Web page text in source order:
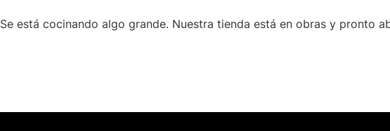
Se está cocinando algo grande. Nuestra tienda está en obras y pronto